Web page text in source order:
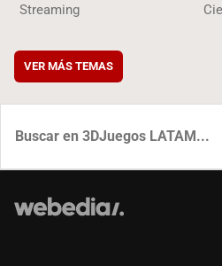
Streaming
VER MÁS TEMAS